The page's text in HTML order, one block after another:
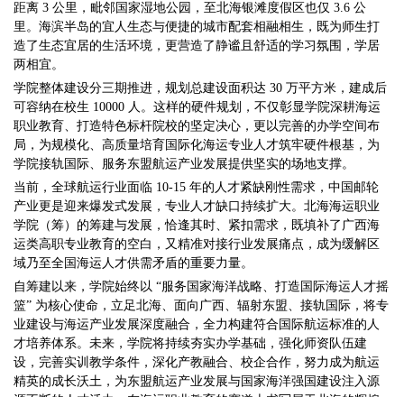
距离 3 公里，毗邻国家湿地公园，至北海银滩度假区也仅 3.6 公
里。海滨半岛的宜人生态与便捷的城市配套相融相生，既为师生打
造了生态宜居的生活环境，更营造了静谧且舒适的学习氛围，学居
两相宜。
学院整体建设分三期推进，规划总建设面积达 30 万平方米，建成后
可容纳在校生 10000 人。这样的硬件规划，不仅彰显学院深耕海运
职业教育、打造特色标杆院校的坚定决心，更以完善的办学空间布
局，为规模化、高质量培育国际化海运专业人才筑牢硬件根基，为
学院接轨国际、服务东盟航运产业发展提供坚实的场地支撑。
当前，全球航运行业面临 10-15 年的人才紧缺刚性需求，中国邮轮
产业更是迎来爆发式发展，专业人才缺口持续扩大。北海海运职业
学院（筹）的筹建与发展，恰逢其时、紧扣需求，既填补了广西海
运类高职专业教育的空白，又精准对接行业发展痛点，成为缓解区
域乃至全国海运人才供需矛盾的重要力量。
自筹建以来，学院始终以 “服务国家海洋战略、打造国际海运人才摇
篮” 为核心使命，立足北海、面向广西、辐射东盟、接轨国际，将专
业建设与海运产业发展深度融合，全力构建符合国际航运标准的人
才培养体系。未来，学院将持续夯实办学基础，强化师资队伍建
设，完善实训教学条件，深化产教融合、校企合作，努力成为航运
精英的成长沃土，为东盟航运产业发展与国家海洋强国建设注入源